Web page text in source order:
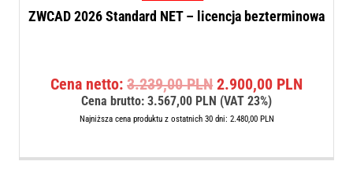
ZWCAD 2026 Standard NET – licencja bezterminowa
Cena netto:3.239,00PLN Pierwotna
cena
wynosiła:
2.900,00 PLN
Cena brutto:3.567,00 PLN (VAT 23%)
Najniższa cena produktu z ostatnich 30 dni: 2.480,00 PLN